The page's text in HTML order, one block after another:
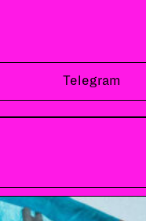
Telegram